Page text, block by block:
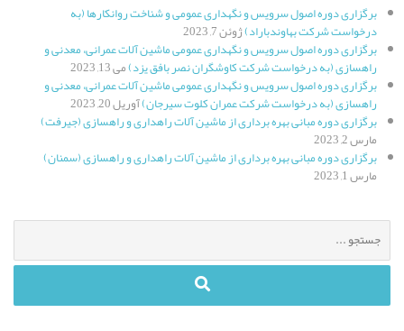
برگزاری دوره اصول سرویس و نگهداری عمومی و شناخت روانکارها (به
درخواست شرکت بهاوندباراد)ژوئن 7, 2023
برگزاری دوره اصول سرویس و نگهداری عمومی ماشین آلات عمرانی، معدنی و
راهسازی (به درخواست شرکت کاوشگران نصر بافق یزد)می 13, 2023
برگزاری دوره اصول سرویس و نگهداری عمومی ماشین آلات عمرانی، معدنی و
راهسازی (به درخواست شرکت عمران کلوت سیرجان)آوریل 20, 2023
برگزاری دوره مبانی بهره برداری از ماشین آلات راهداری و راهسازی (جیرفت)
مارس 2, 2023
برگزاری دوره مبانی بهره برداری از ماشین آلات راهداری و راهسازی (سمنان)
مارس 1, 2023
جستجو
برای
: